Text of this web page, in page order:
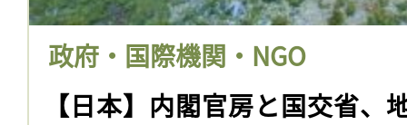
政府・国際機関・NGO
【日本】内閣官房と国交省、